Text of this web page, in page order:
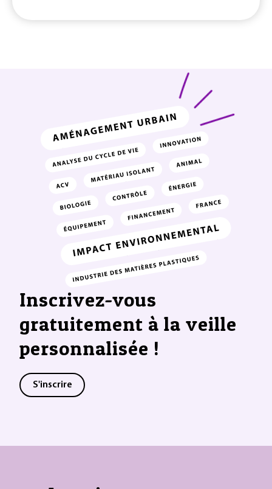
Inscrivez-vous
gratuitement à la veille
personnalisée !
S'inscrire